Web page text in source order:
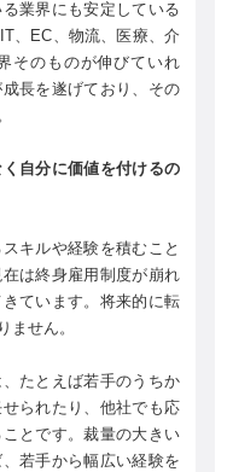
業界にも安定している
、EC、物流、医療、介
そのものが伸びていれ
長を遂げており、その
自分に価値を付けるの
キルや経験を積むこと
は終身雇用制度が崩れ
ています。将来的に転
ません。
たとえば若手のうちか
られたり、他社でも応
とです。裁量の大きい
若手から幅広い経験を